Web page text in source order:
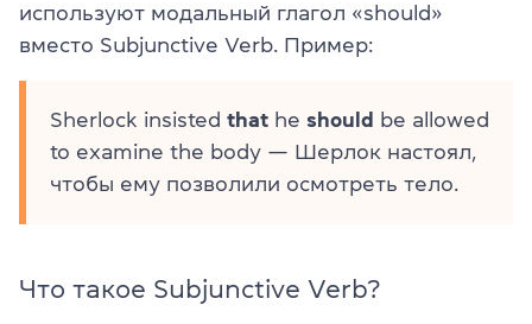
используют модальный глагол «should»
вместо Subjunctive Verb. Пример:
Sherlock insisted that he should
be allowed
to examine the body — Шерлок настоял,
чтобы ему позволили осмотреть тело.
Что такое Subjunctive Verb?